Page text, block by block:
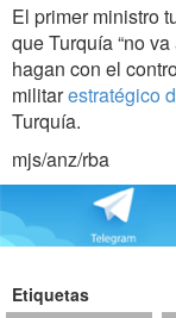
El primer ministro
que Turquía “no
hagan con el
militarestratégico
Turquía.
mjs/anz/rba
Etiquetas